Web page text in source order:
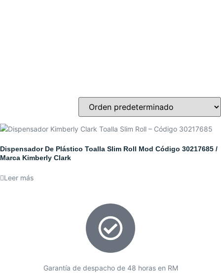
Dispensador De Plástico Toalla Slim Roll Mod Código 30217685 /
Marca Kimberly Clark
Leer más
Garantía de despacho de 48 horas en RM